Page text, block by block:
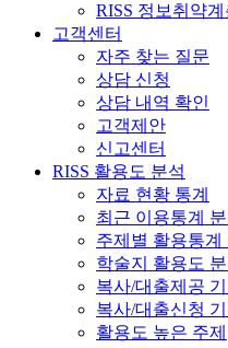
RISS 정보취약
고객센터
자주 찾는 질문
상담 신청
상담 내역 확인
고객제안
신고센터
RISS 활용도 분석
자료 현황 통계
최근 이용통계
주제별 활용통계
학술지 활용도
복사/대출제공
복사/대출신청
활용도 높은 주제